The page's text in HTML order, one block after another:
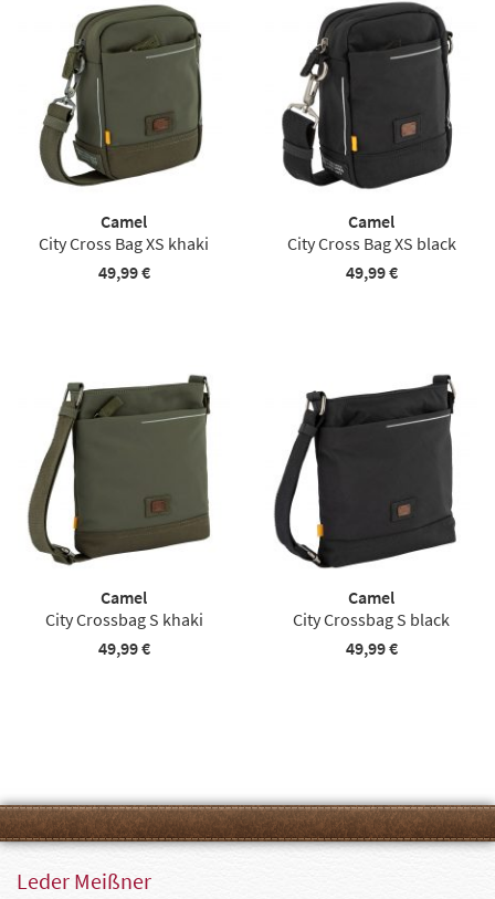
Camel
City Cross Bag XS khaki
49,99 €
Camel
City Cross Bag XS black
49,99 €
Camel
City Crossbag S khaki
49,99 €
Camel
City Crossbag S black
49,99 €
Leder Meißner